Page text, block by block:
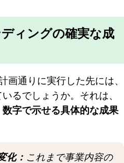
ィングの確実な成
画通りに実行した先には、
るでしょうか。それは、
数字で示せる具体的な成果
化： これまで事業内容の